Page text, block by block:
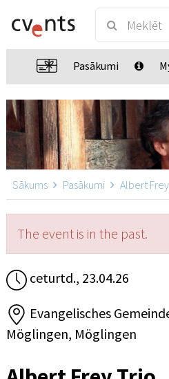
Pasākumi
Sākums Pasākumi Albert
The event is in the past.
ceturtd., 23.04.26
Evangelisches
Möglingen, Möglingen